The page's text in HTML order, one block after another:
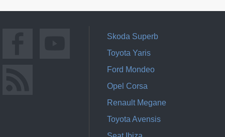
Skoda Superb
Toyota Yaris
Ford Mondeo
Opel Corsa
Renault Megane
Toyota Avensis